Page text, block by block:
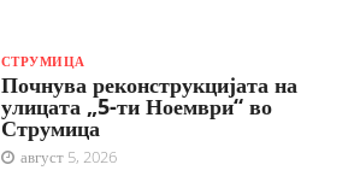
СТРУМИЦА
Почнува реконструкцијата на
улицата „5-ти Ноември“ во
Струмица
август 5, 2026